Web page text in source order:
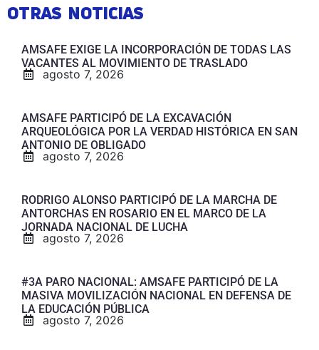
OTRAS NOTICIAS
AMSAFE EXIGE LA INCORPORACIÓN DE TODAS LAS
VACANTES AL MOVIMIENTO DE TRASLADO
agosto 7, 2026
AMSAFE PARTICIPÓ DE LA EXCAVACIÓN
ARQUEOLÓGICA POR LA VERDAD HISTÓRICA EN SAN
ANTONIO DE OBLIGADO
agosto 7, 2026
RODRIGO ALONSO PARTICIPÓ DE LA MARCHA DE
ANTORCHAS EN ROSARIO EN EL MARCO DE LA
JORNADA NACIONAL DE LUCHA
agosto 7, 2026
#3A PARO NACIONAL: AMSAFE PARTICIPÓ DE LA
MASIVA MOVILIZACIÓN NACIONAL EN DEFENSA DE
LA EDUCACIÓN PÚBLICA
agosto 7, 2026